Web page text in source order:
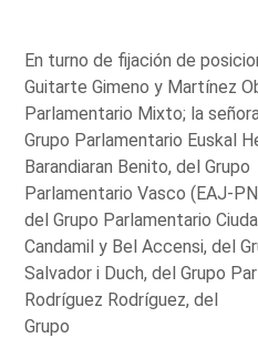
En turno de fijación de
Guitarte Gimeno y Martínez
Parlamentario Mixto; la
Grupo Parlamentario Euskal
Barandiaran Benito, del Grupo
Parlamentario Vasco (EAJ-
del Grupo Parlamentario
Candamil y Bel Accensi, del
Salvador i Duch, del Grupo
Rodríguez Rodríguez, del
Grupo